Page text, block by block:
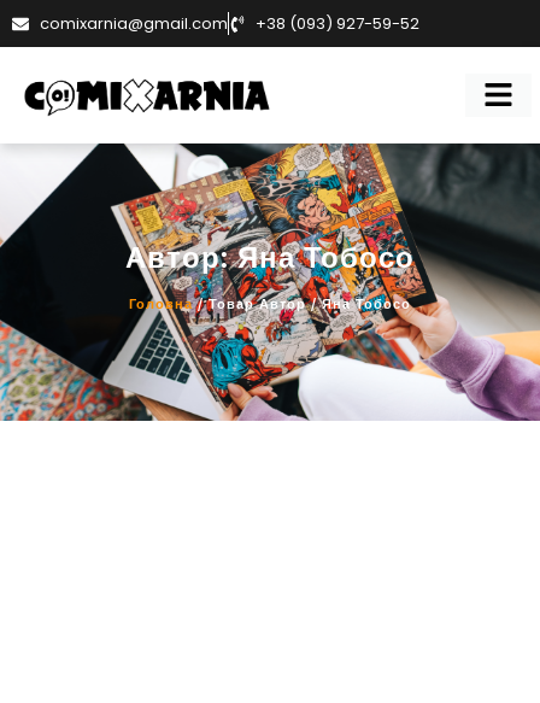
comixarnia@gmail.com +38 (093) 927-59-52
Автор: Яна Тобосо
Головна/ Товар Автор / Яна Тобосо